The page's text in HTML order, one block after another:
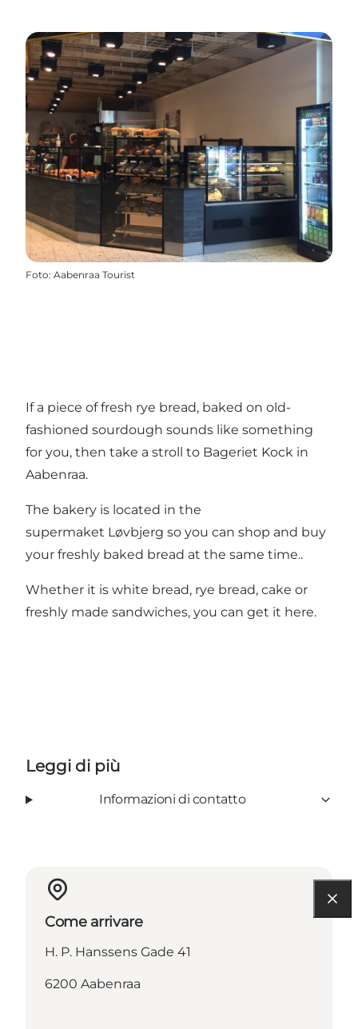
Foto: Aabenraa Tourist
If a piece of fresh rye bread, baked on old-
fashioned sourdough sounds like something
for you, then take a stroll to Bageriet Kock in
Aabenraa.
The bakery is located in the
supermaket Løvbjerg so you can shop and buy
your freshly baked bread at the same time..
Whether it is white bread, rye bread, cake or
freshly made sandwiches, you can get it here.
Leggi di più
Informazioni di contatto
Come arrivare
H. P. Hanssens Gade 41
6200 Aabenraa